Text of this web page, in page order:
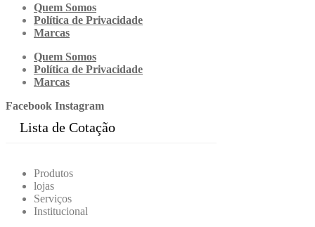
Quem Somos
Política de Privacidade
Marcas
Quem Somos
Política de Privacidade
Marcas
Facebook Instagram
Lista de Cotação
Produtos
lojas
Serviços
Institucional